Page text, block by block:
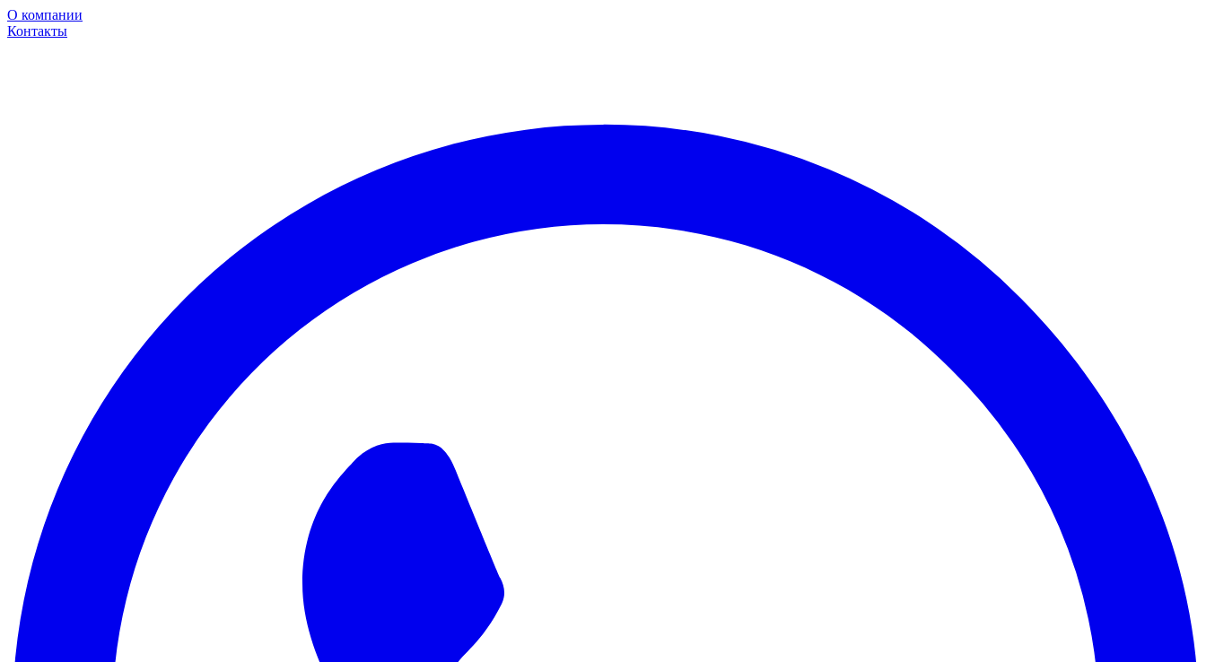
О компании
Контакты